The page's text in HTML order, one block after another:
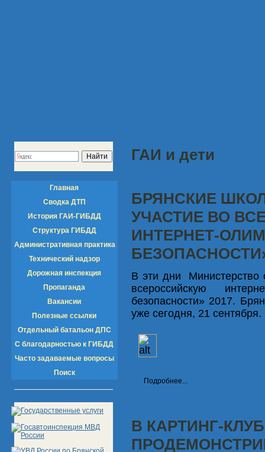
Главная
Сводка ДТП
История ГАИ-ГИБДД
Структура ГИБДД
Административная практика
Технический надзор
Дорожная инспекция
Пропаганда
Вакансии
Полезные ссылки
Отдельный батальон ДПС
С благодарностью к ГИБДД
Часто задаваемые вопросы
Поиск
ГАИ и дети
БРЯНСКИЕ
УЧАСТИЕ ВО
ИНТЕРНЕТ-
В эти дни Министерство
всероссийскую
безопасности» 2017.
уже сегодня, 21 сентября.
Подробнее...
В КАРТИНГ-